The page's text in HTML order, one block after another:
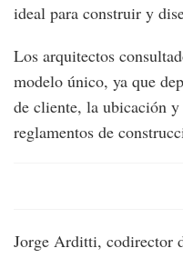
ideal para construir y
Los arquitectos
modelo único, ya que
de cliente, la ubicación
reglamentos de
Jorge Arditti, codirector